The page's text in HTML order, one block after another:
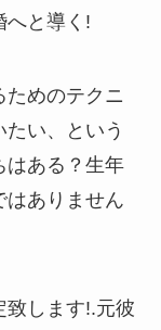
へと導く!
めのテクニ
い、という
はある？生年
はありません
致します!.元彼